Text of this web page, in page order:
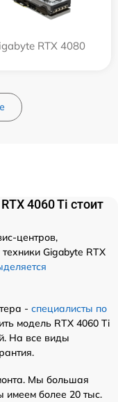
RTX 4080
4060 Ti стоит
центров,
Gigabyte RTX
- специалисты по
модель RTX 4060 Ti
На все виды
Мы большая
имеем более 20 тыс.